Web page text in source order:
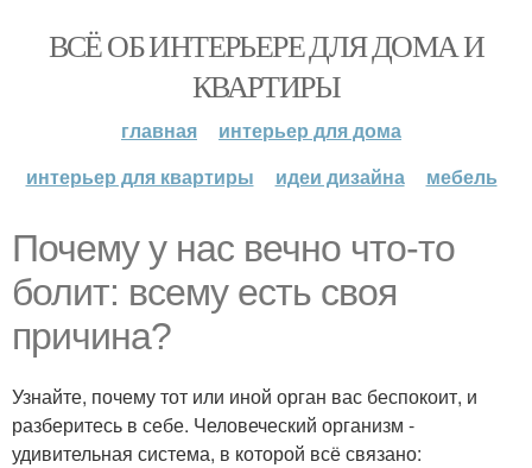
ВСЁ ОБ ИНТЕРЬЕРЕ ДЛЯ ДОМА И
КВАРТИРЫ
главная
интерьер для дома
интерьер для квартиры
идеи дизайна мебель
Почему у нас вечно что-то
болит: всему есть своя
причина?
Узнайте, почему тот или иной орган вас беспокоит, и
разберитесь в себе. Человеческий организм -
удивительная система, в которой всё связано: